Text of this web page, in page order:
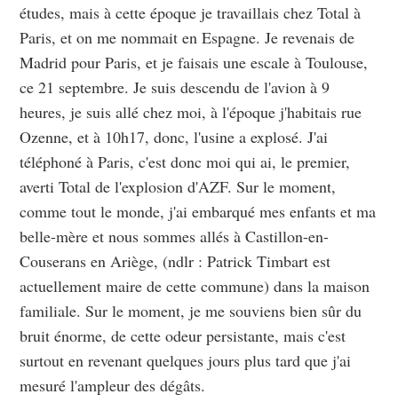
études, mais à cette époque je travaillais chez Total à
Paris, et on me nommait en Espagne. Je revenais de
Madrid pour Paris, et je faisais une escale à Toulouse,
ce 21 septembre. Je suis descendu de l'avion à 9
heures, je suis allé chez moi, à l'époque j'habitais rue
Ozenne, et à 10h17, donc, l'usine a explosé. J'ai
téléphoné à Paris, c'est donc moi qui ai, le premier,
averti Total de l'explosion d'AZF. Sur le moment,
comme tout le monde, j'ai embarqué mes enfants et ma
belle-mère et nous sommes allés à Castillon-en-
Couserans en Ariège, (ndlr : Patrick Timbart est
actuellement maire de cette commune) dans la maison
familiale. Sur le moment, je me souviens bien sûr du
bruit énorme, de cette odeur persistante, mais c'est
surtout en revenant quelques jours plus tard que j'ai
mesuré l'ampleur des dégâts.